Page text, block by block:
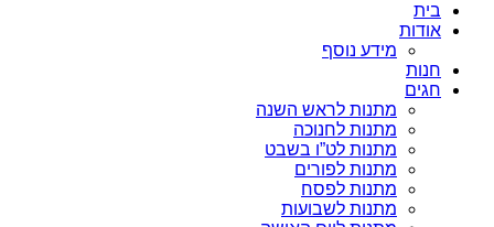
בית
אודות
מידע נוסף
חנות
חגים
מתנות לראש השנה
מתנות לחנוכה
מתנות לט”ו בשבט
מתנות לפורים
מתנות לפסח
מתנות לשבועות